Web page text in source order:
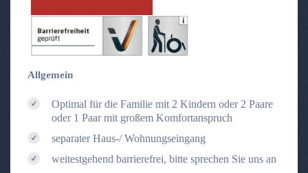
Allgemein
Optimal für die Familie mit 2 Kindern oder 2 Paare
oder 1 Paar mit großem Komfortanspruch
separater Haus-/ Wohnungseingang
weitestgehend barrierefrei, bitte sprechen Sie uns an